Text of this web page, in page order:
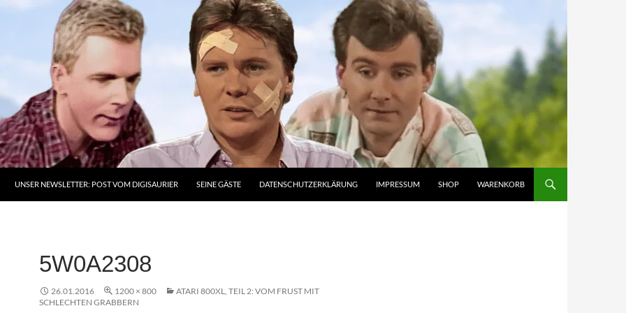
UNSER NEWSLETTER: POST VOM DIGISAURIER SEINE GÄSTE DATENSCHUTZERKLÄRUNG IMPRESSUM SHOP WARENKORB
5W0A2308
26.01.2016 1200 × 800
ATARI 800XL, TEIL 2: VOM FRUST MIT
SCHLECHTEN GRABBERN